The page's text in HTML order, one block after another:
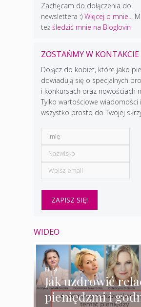
Zachęcam do dołączenia do
newslettera :) Więcej o mnie...
też śledzić mnie na Bloglovin
ZOSTAŃMY W KONTAKCIE
Dołącz do kobiet, które jako
dowiadują się o specjalnych
i konkursach oraz nowościach
Tylko wartościowe wiadomości
wszystko prosto do Twojej
WIDEO
Jak uzdrowić
pieniędzmi i
FILM